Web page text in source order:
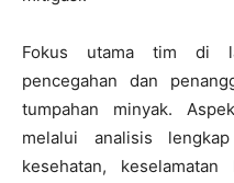
Fokus utama tim di
pencegahan dan
tumpahan minyak.
melalui analisis
kesehatan,